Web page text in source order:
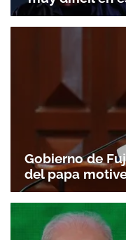
Gobierno de
del papa